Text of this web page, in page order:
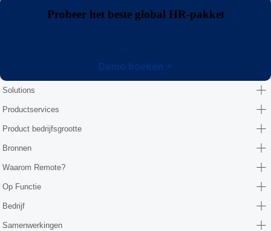
Probeer het beste global HR-pakket
Demo boeken
Solutions
Productservices
Product bedrijfsgrootte
Bronnen
Waarom Remote?
Op Functie
Bedrijf
Samenwerkingen